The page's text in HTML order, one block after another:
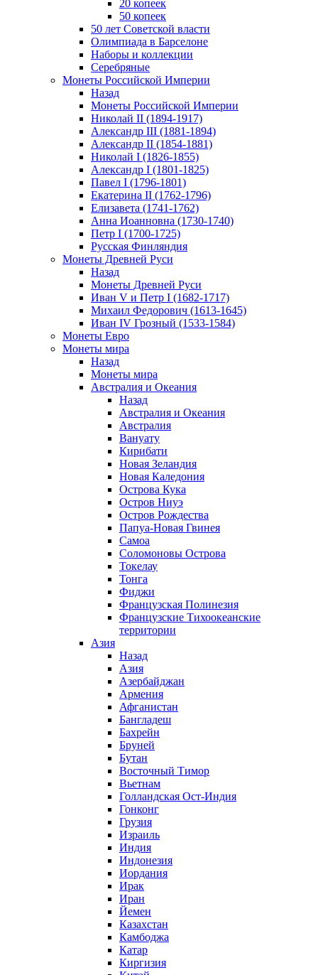
20 копеек
50 копеек
50 лет Советской власти
Олимпиада в Барселоне
Наборы и коллекции
Серебряные
Монеты Российской Империи
Назад
Монеты Российской Империи
Николай II (1894-1917)
Александр III (1881-1894)
Александр II (1854-1881)
Николай I (1826-1855)
Александр I (1801-1825)
Павел I (1796-1801)
Екатерина II (1762-1796)
Елизавета (1741-1762)
Анна Иоанновна (1730-1740)
Петр I (1700-1725)
Русская Финляндия
Монеты Древней Руси
Назад
Монеты Древней Руси
Иван V и Петр I (1682-1717)
Михаил Федорович (1613-1645)
Иван IV Грозный (1533-1584)
Монеты Евро
Монеты мира
Назад
Монеты мира
Австралия и Океания
Назад
Австралия и Океания
Австралия
Вануату
Кирибати
Новая Зеландия
Новая Каледония
Острова Кука
Остров Ниуэ
Остров Рождества
Папуа-Новая Гвинея
Самоа
Соломоновы Острова
Токелау
Тонга
Фиджи
Французская Полинезия
Французские Тихоокеанские
территории
Азия
Назад
Азия
Азербайджан
Армения
Афганистан
Бангладеш
Бахрейн
Бруней
Бутан
Восточный Тимор
Вьетнам
Голландская Ост-Индия
Гонконг
Грузия
Израиль
Индия
Индонезия
Иордания
Ирак
Иран
Йемен
Казахстан
Камбоджа
Катар
Киргизия